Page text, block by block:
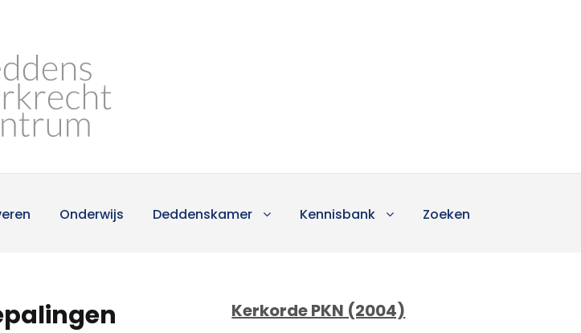
Onderwijs Deddenskamer Kennisbank Zoeken
Kerkorde PKN (2004)